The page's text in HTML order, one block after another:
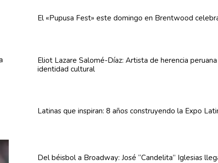
El «Pupusa Fest» este domingo en Brentwood
Eliot Lazare Salomé-Díaz: Artista de herencia
identidad cultural
Latinas que inspiran: 8 años construyendo la Expo
Del béisbol a Broadway: José “Candelita” Iglesias